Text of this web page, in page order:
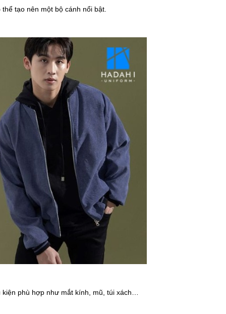
tạo nên một bộ cánh nổi bật.
phù hợp như mắt kính, mũ, túi xách…